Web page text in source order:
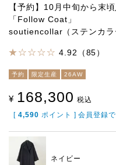
【予約】10月中旬から末
「Follow Coat」
soutiencollar（ステンカラ
4.92（85）
予約 限定生産 26AW
¥ 168,300 税込
[ 4,590 ポイント ] 会員登録
ネイビー